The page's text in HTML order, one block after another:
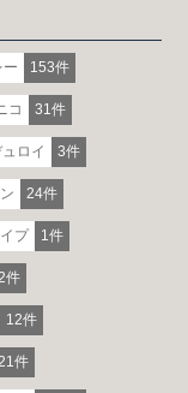
ー 153件
コ 31件
ロイ 3件
24件
プ 1件
2件
12件
21件